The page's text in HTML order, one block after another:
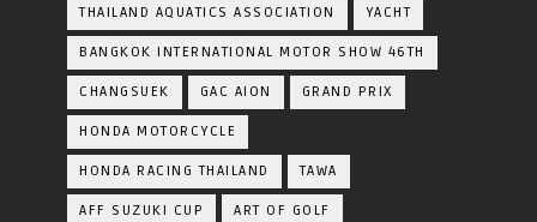
THAILAND AQUATICS ASSOCIATION YACHT
BANGKOK INTERNATIONAL MOTOR SHOW 46TH
CHANGSUEK GAC AION GRAND PRIX
HONDA MOTORCYCLE
HONDA RACING THAILAND TAWA
AFF SUZUKI CUP ART OF GOLF